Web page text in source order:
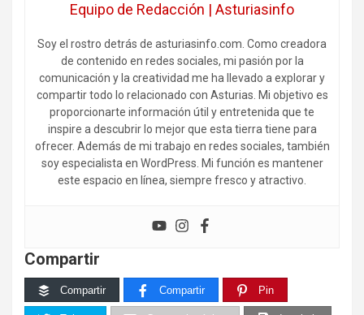
Equipo de Redacción | Asturiasinfo
Soy el rostro detrás de asturiasinfo.com. Como creadora
de contenido en redes sociales, mi pasión por la
comunicación y la creatividad me ha llevado a explorar y
compartir todo lo relacionado con Asturias. Mi objetivo es
proporcionarte información útil y entretenida que te
inspire a descubrir lo mejor que esta tierra tiene para
ofrecer. Además de mi trabajo en redes sociales, también
soy especialista en WordPress. Mi función es mantener
este espacio en línea, siempre fresco y atractivo.
Compartir
Compartir Compartir Pin